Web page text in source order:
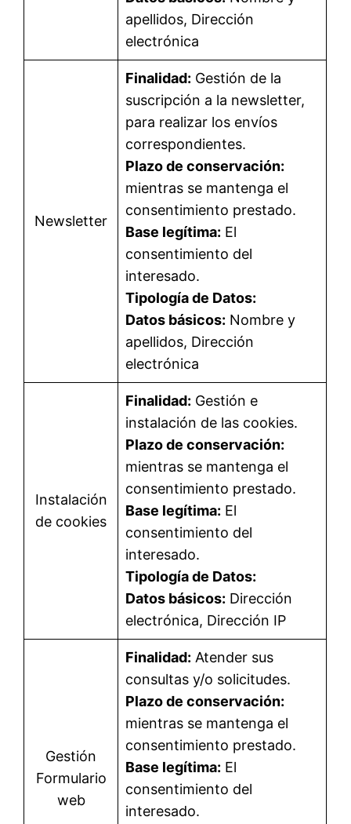
apellidos, Dirección
electrónica
Newsletter
Finalidad: Gestión de la
suscripción a la newsletter,
para realizar los envíos
correspondientes.
Plazo de conservación:
mientras se mantenga el
consentimiento prestado.
Base legítima: El
consentimiento del
interesado.
Tipología de Datos:
Datos básicos: Nombre y
apellidos, Dirección
electrónica
Instalación
de cookies
Finalidad: Gestión e
instalación de las cookies.
Plazo de conservación:
mientras se mantenga el
consentimiento prestado.
Base legítima: El
consentimiento del
interesado.
Tipología de Datos:
Datos básicos: Dirección
electrónica, Dirección IP
Gestión
Formulario
web
Finalidad: Atender sus
consultas y/o solicitudes.
Plazo de conservación:
mientras se mantenga el
consentimiento prestado.
Base legítima: El
consentimiento del
interesado.